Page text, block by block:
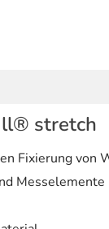
stretch
Fixierung
Messelemente